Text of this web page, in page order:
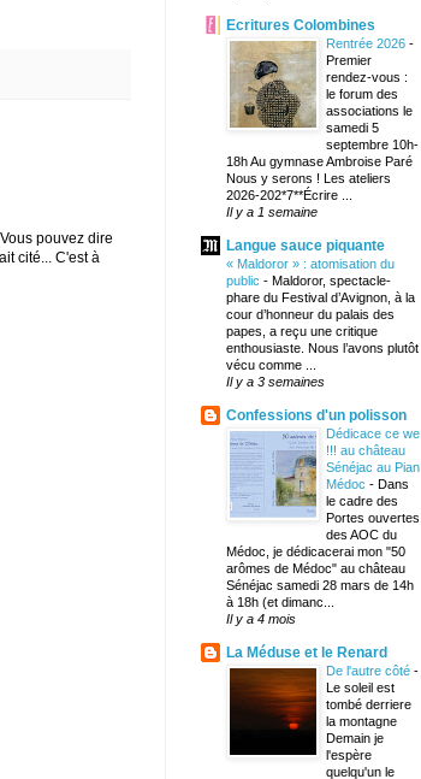
pouvez dire
cité... C'est à
Ecritures Colombines
Rentrée 2026 -
Premier
rendez-vous :
le forum des
associations le
samedi 5
septembre 10h-
18h Au gymnase Ambroise Paré
Nous y serons ! Les ateliers
2026-202*7**Écrire ...
Il y a 1 semaine
Langue sauce piquante
« Maldoror » : atomisation du
public - Maldoror, spectacle-
phare du Festival d’Avignon, à la
cour d’honneur du palais des
papes, a reçu une critique
enthousiaste. Nous l’avons plutôt
vécu comme ...
Il y a 3 semaines
Confessions d'un polisson
Dédicace ce we
!!! au château
Sénéjac au Pian
Médoc - Dans
le cadre des
Portes ouvertes
des AOC du
Médoc, je dédicacerai mon "50
arômes de Médoc" au château
Sénéjac samedi 28 mars de 14h
à 18h (et dimanc...
Il y a 4 mois
La Méduse et le Renard
De l'autre côté -
Le soleil est
tombé derriere
la montagne
Demain je
l'espère
quelqu'un le